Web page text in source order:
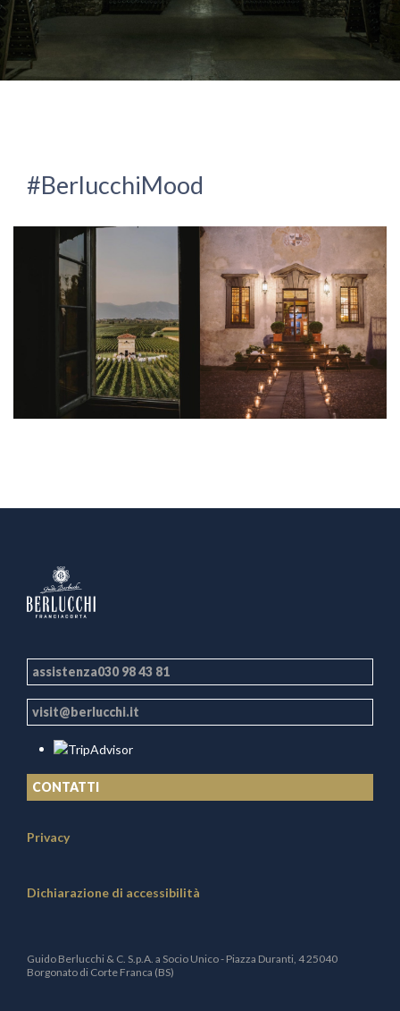
#BerlucchiMood
assistenza030 98 43 81
visit@berlucchi.it
CONTATTI
Privacy
Dichiarazione di accessibilità
Guido Berlucchi & C. S.p.A. a Socio Unico - Piazza Duranti, 4 25040
Borgonato di Corte Franca (BS)